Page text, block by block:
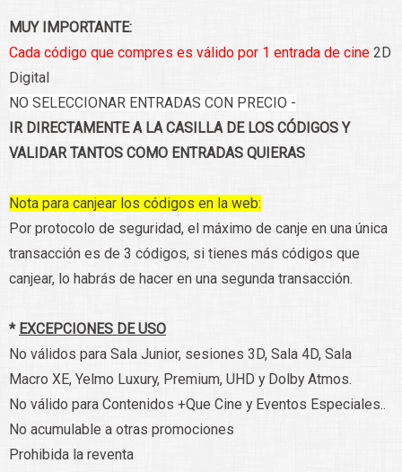
MUY IMPORTANTE:
Cada código que compres es válido por 1 entrada de cine 2D
Digital
NO SELECCIONAR ENTRADAS CON PRECIO -
IR DIRECTAMENTE A LA CASILLA DE LOS CÓDIGOS Y
VALIDAR TANTOS COMO ENTRADAS QUIERAS
Nota para canjear los códigos en la web:
Por protocolo de seguridad, el máximo de canje en una única
transacción es de 3 códigos, si tienes más códigos que
canjear, lo habrás de hacer en una segunda transacción.
* EXCEPCIONES DE USO
No válidos para Sala Junior, sesiones 3D, Sala 4D, Sala
Macro XE, Yelmo Luxury, Premium, UHD y Dolby Atmos.
No válido para Contenidos +Que Cine y Eventos Especiales..
No acumulable a otras promociones
Prohibida la reventa